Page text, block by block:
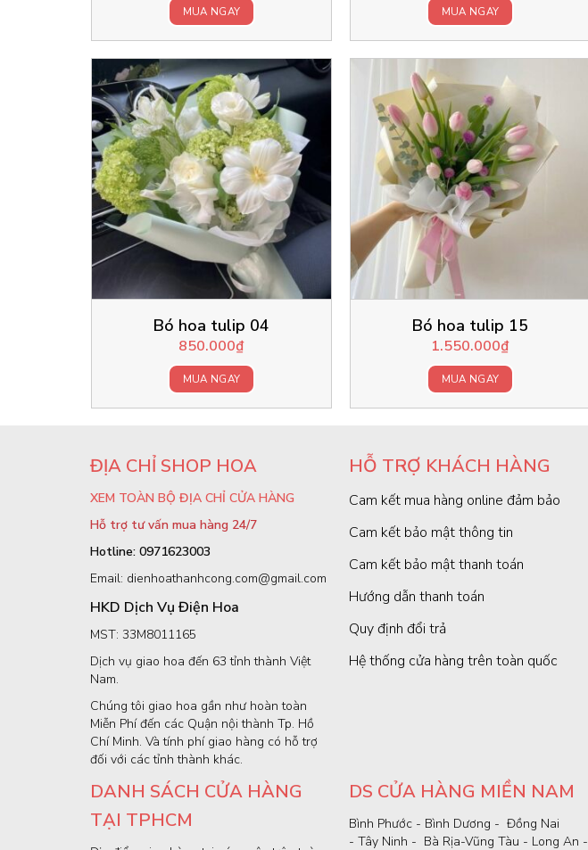
MUA NGAY MUA NGAY
Bó hoa tulip 04
850.000₫
MUA NGAY
Bó hoa tulip 15
1.550.000₫
MUA NGAY
ĐỊA CHỈ SHOP HOA
XEM TOÀN BỘ ĐỊA CHỈ CỬA HÀNG
Hỗ trợ tư vấn mua hàng 24/7
Hotline: 0971623003
Email: dienhoathanhcong.com@gmail.com
HKD Dịch Vụ Điện Hoa
MST: 33M8011165
Dịch vụ giao hoa đến 63 tỉnh thành Việt
Nam.
Chúng tôi giao hoa gần như hoàn toàn
Miễn Phí đến các Quận nội thành Tp. Hồ
Chí Minh. Và tính phí giao hàng có hỗ trợ
đối với các tỉnh thành khác.
HỖ TRỢ KHÁCH HÀNG
Cam kết mua hàng online đảm bảo
Cam kết bảo mật thông tin
Cam kết bảo mật thanh toán
Hướng dẫn thanh toán
Quy định đổi trả
Hệ thống cửa hàng trên toàn quốc
DANH SÁCH CỬA HÀNG
TẠI TPHCM
DS CỬA HÀNG MIỀN NAM
Bình Phước - Bình Dương - Đồng Nai
- Tây Ninh - Bà Rịa-Vũng Tàu - Long An -